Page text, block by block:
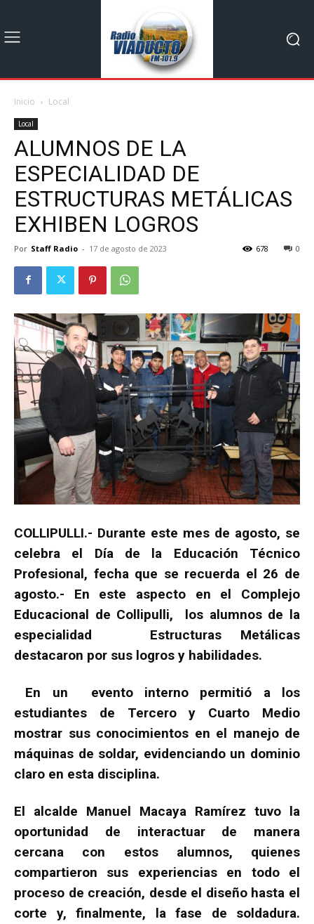
Inicio Local
Local
ALUMNOS DE LA
ESPECIALIDAD DE
ESTRUCTURAS METÁLICAS
EXHIBEN LOGROS
Por Staff Radio - 17 de agosto de 2023 0
678
COLLIPULLI.- Durante este mes de agosto, se
celebra el Día de la Educación Técnico
Profesional, fecha que se recuerda el 26 de
agosto.- En este aspecto en el Complejo
Educacional de Collipulli, los alumnos de la
especialidad Estructuras Metálicas
destacaron por sus logros y habilidades.
En un evento interno permitió a los
estudiantes de Tercero y Cuarto Medio
mostrar sus conocimientos en el manejo de
máquinas de soldar, evidenciando un dominio
claro en esta disciplina.
El alcalde Manuel Macaya Ramírez tuvo la
oportunidad de interactuar de manera
cercana con estos alumnos, quienes
compartieron sus experiencias en todo el
proceso de creación, desde el diseño hasta el
corte y, finalmente, la fase de soldadura.